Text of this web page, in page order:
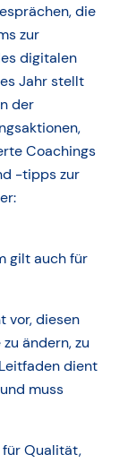
die
zur
digitalen
Jahr stellt
der
Coachings
-tipps zur
gilt auch für
vor, diesen
ändern, zu
dient
muss
für Qualität,